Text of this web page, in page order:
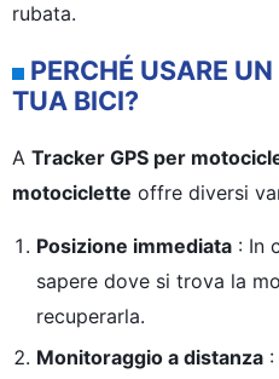
rubata.
PERCHÉ USARE
TUA BICI?
A Tracker GPS per
motociclette offre diversi
Posizione immediata : In
sapere dove si trova la
recuperarla.
Monitoraggio a distanza